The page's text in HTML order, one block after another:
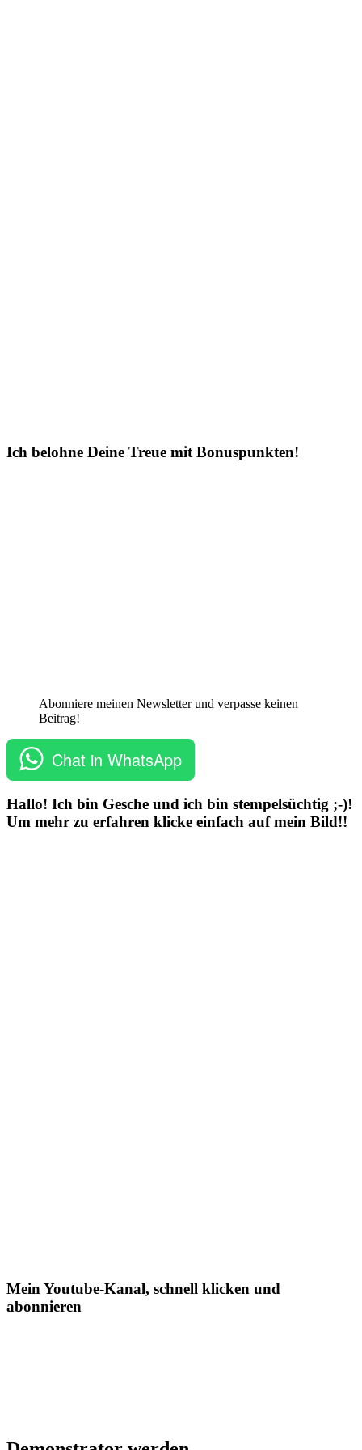
Ich belohne Deine Treue mit Bonuspunkten!
Abonniere meinen Newsletter und verpasse keinen
Beitrag!
Chat in WhatsApp
Hallo! Ich bin Gesche und ich bin stempelsüchtig ;-)!
Um mehr zu erfahren klicke einfach auf mein Bild!!
Mein Youtube-Kanal, schnell klicken und
abonnieren